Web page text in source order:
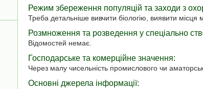
Режим збереження популяцій та заходи з
Треба детальніше вивчити біологію, виявити
Розмноження та розведення у спеціально
Відомостей немає.
Господарське та комерційне значення:
Через малу чисельність промислового чи
Основні джерела інформації: